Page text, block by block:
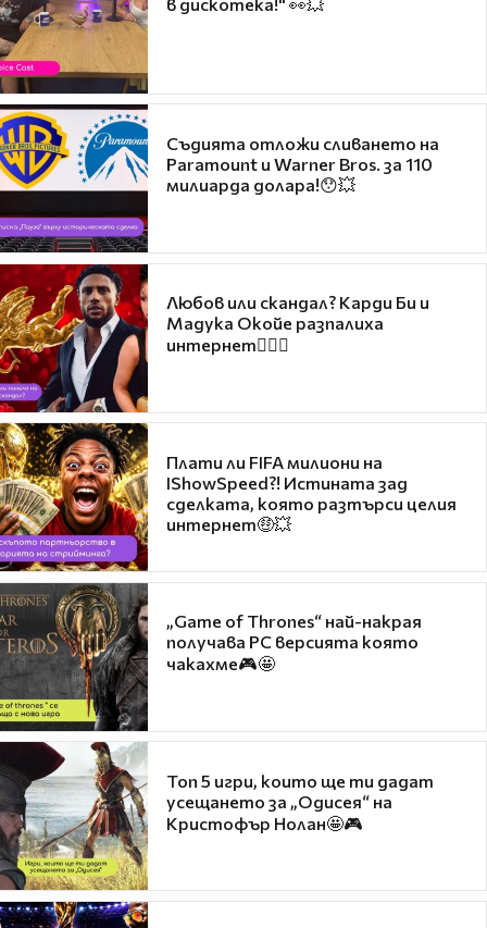
Съдията отложи сливането на
Paramount и Warner Bros. за 110
милиарда долара!😯💥
Любов или скандал? Карди Би и
Мадука Окойе разпалиха
интернет❤️‍🔥🔥
Плати ли FIFA милиони на
IShowSpeed?! Истината зад
сделката, която разтърси целия
интернет🤑💥
„Game of Thrones“ най-накрая
получава PC версията която
чакахме🎮🤩
Топ 5 игри, които ще ти дадат
усещането за „Одисея“ на
Кристофър Нолан🤩🎮